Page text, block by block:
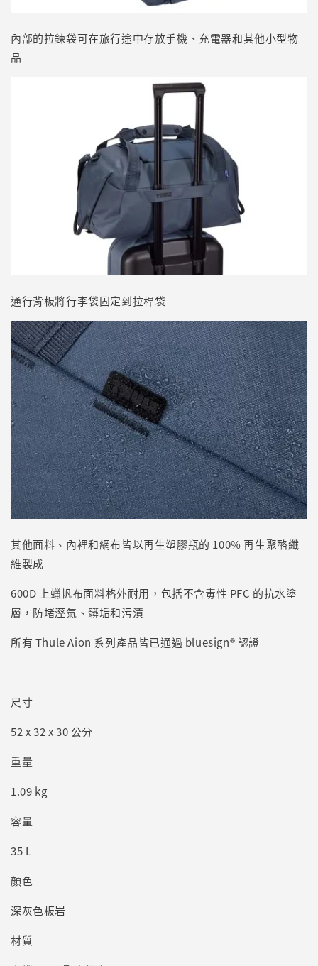
內部的拉鍊袋可在旅行途中存放手機、充電器和其他小型物
品
通行背板將行李袋固定到拉桿袋
其他面料、內裡和網布皆以再生塑膠瓶的 100% 再生聚酪纖
維製成
600D 上蠟帆布面料格外耐用，包括不含毒性 PFC 的抗水塗
層，防堵溼氣、髒垢和污漬
所有 Thule Aion 系列產品皆已通過 bluesign® 認證
尺寸
52 x 32 x 30 公分
重量
1.09 kg
容量
35 L
顏色
深灰色板岩
材質